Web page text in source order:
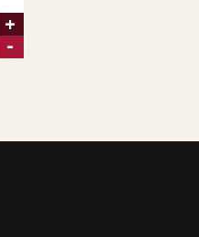
+
-